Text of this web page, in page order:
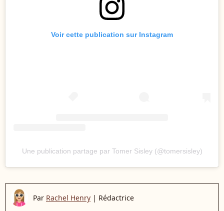
Voir cette publication sur Instagram
Une publication partage par Tomer Sisley (@tomersisley)
Par Rachel Henry | Rédactrice